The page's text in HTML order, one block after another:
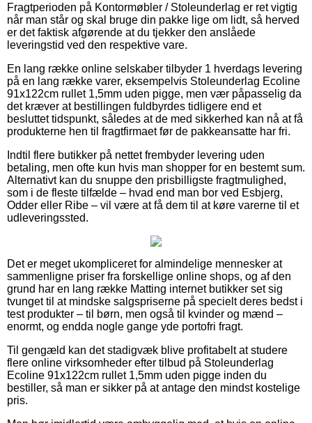
Fragtperioden på Kontormøbler / Stoleunderlag er ret vigtig
når man står og skal bruge din pakke lige om lidt, så herved
er det faktisk afgørende at du tjekker den anslåede
leveringstid ved den respektive vare.
En lang række online selskaber tilbyder 1 hverdags levering
på en lang række varer, eksempelvis Stoleunderlag Ecoline
91x122cm rullet 1,5mm uden pigge, men vær påpasselig da
det kræver at bestillingen fuldbyrdes tidligere end et
besluttet tidspunkt, således at de med sikkerhed kan nå at få
produkterne hen til fragtfirmaet før de pakkeansatte har fri.
Indtil flere butikker på nettet frembyder levering uden
betaling, men ofte kun hvis man shopper for en bestemt sum.
Alternativt kan du snuppe den prisbilligste fragtmulighed,
som i de fleste tilfælde – hvad end man bor ved Esbjerg,
Odder eller Ribe – vil være at få dem til at køre varerne til et
udleveringssted.
Det er meget ukompliceret for almindelige mennesker at
sammenligne priser fra forskellige online shops, og af den
grund har en lang række Matting internet butikker set sig
tvunget til at mindske salgspriserne på specielt deres bedst i
test produkter – til børn, men også til kvinder og mænd –
enormt, og endda nogle gange yde portofri fragt.
Til gengæld kan det stadigvæk blive profitabelt at studere
flere online virksomheder efter tilbud på Stoleunderlag
Ecoline 91x122cm rullet 1,5mm uden pigge inden du
bestiller, så man er sikker på at antage den mindst kostelige
pris.